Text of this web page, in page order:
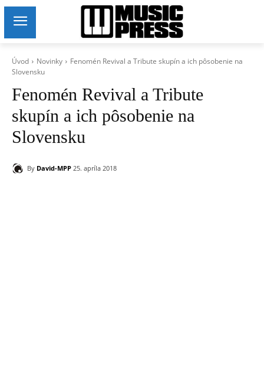
Úvod Novinky
Fenomén Revival a Tribute skupín a ich pôsobenie na
Slovensku
Fenomén Revival a Tribute
skupín a ich pôsobenie na
Slovensku
By David-MPP 25. apríla 2018